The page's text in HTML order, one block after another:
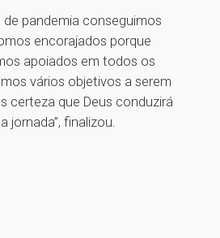
pandemia conseguimos
encorajados porque
apoiados em todos os
vários objetivos a serem
certeza que Deus conduzirá
jornada”, finalizou.